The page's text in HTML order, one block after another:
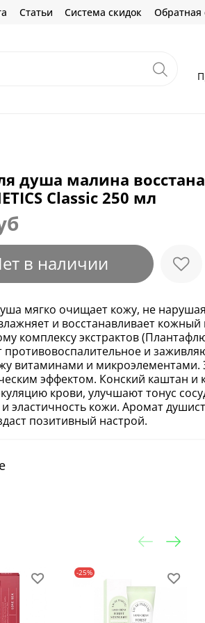
Статьи Система скидок Обратная
душа малина
Classic 250 мл
в наличии
мягко очищает кожу, не
и восстанавливает
комплексу экстрактов
противовоспалительное и
витаминами и микроэлементами.
эффектом. Конский каштан и
крови, улучшают тонус
и эластичность кожи. Аромат
позитивный настрой.
-25%